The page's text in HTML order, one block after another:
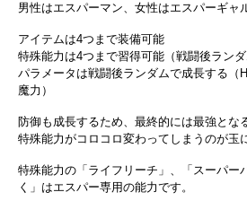
男性はエスパーマン、女性はエスパーギャ
アイテムは4つまで装備可能
特殊能力は4つまで習得可能（戦闘後ランダ
パラメータは戦闘後ランダムで成長する（
魔力）
防御も成長するため、最終的には最強とな
特殊能力がコロコロ変わってしまうのが玉
特殊能力の「ライフリーチ」、「スーパー
く」はエスパー専用の能力です。